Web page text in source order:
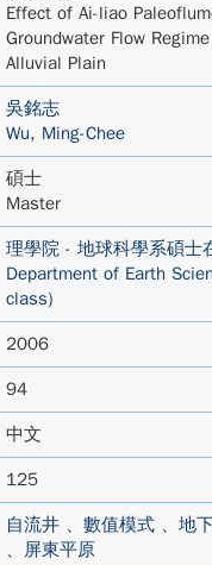
Effect of Ai-liao
Groundwater Flow
Alluvial Plain
吳銘志
Wu, Ming-Chee
碩士
Master
理學院 - 地球科學系碩士
Department of Earth
class)
2006
94
中文
125
自流井 、 數值模式 、 地
、 屏東平原